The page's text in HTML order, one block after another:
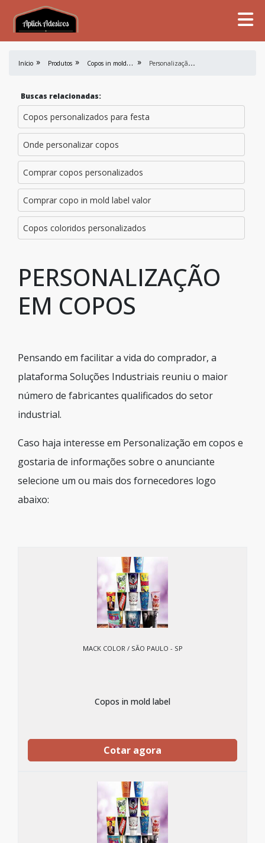
Início Produtos C
opos in mold label P
ersonalização em copos
Buscas relacionadas:
Copos personalizados para festa
Onde personalizar copos
Comprar copos personalizados
Comprar copo in mold label valor
Copos coloridos personalizados
PERSONALIZAÇÃO
EM COPOS
Pensando em facilitar a vida do comprador, a
plataforma Soluções Industriais reuniu o maior
número de fabricantes qualificados do setor
industrial.
Caso haja interesse em Personalização em copos e
gostaria de informações sobre o anunciante
selecione um ou mais dos fornecedores logo
abaixo:
MACK COLOR / SÃO PAULO - SP
Copos in mold label
Cotar agora